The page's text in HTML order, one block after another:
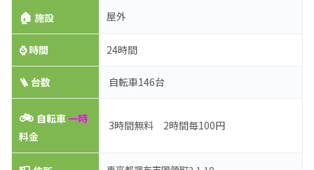
🏠施設 屋外
⌚時間 24時間
🪜 台数 自転車146台
🚲 自転車 一時
料金
3時間無料 2時間毎100円